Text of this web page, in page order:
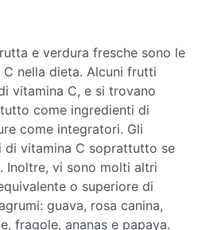
e verdura fresche sono le
nella dieta. Alcuni frutti
vitamina C, e si trovano
come ingredienti di
come integratori. Gli
di vitamina C soprattutto se
Inoltre, vi sono molti altri
o superiore di
guava, rosa canina,
fragole, ananas e papaya.